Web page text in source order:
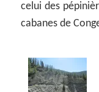
celui des
cabanes de